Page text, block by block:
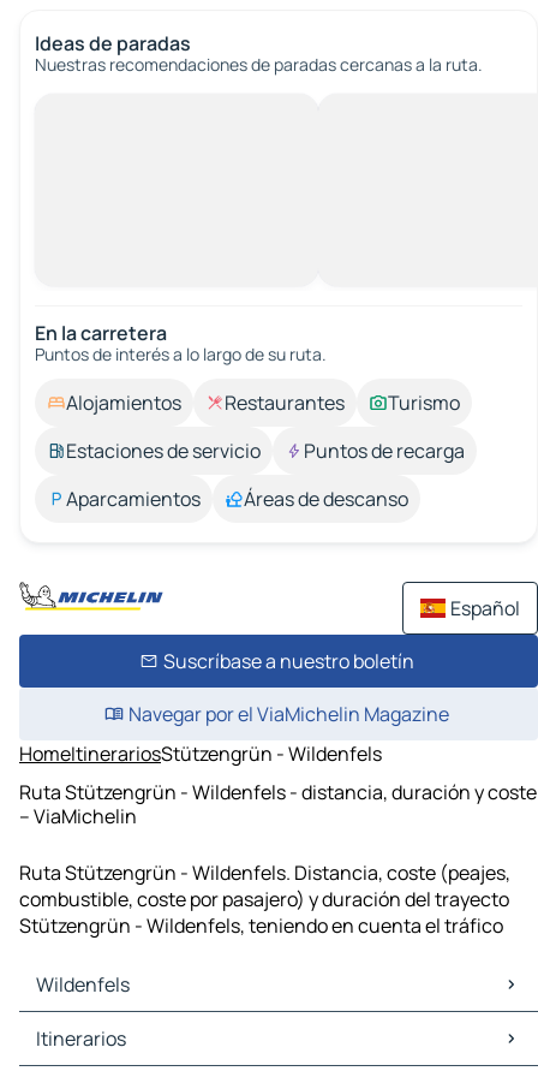
Ideas de paradas
Nuestras recomendaciones de paradas cercanas a la ruta.
En la carretera
Puntos de interés a lo largo de su ruta.
Alojamientos Restaurantes
Turismo
Estaciones de servicio
Puntos de recarga
Aparcamientos
Áreas de descanso
Español
Suscríbase a nuestro boletín
Navegar por el ViaMichelin Magazine
HomeItinerariosStützengrün - Wildenfels
Ruta Stützengrün - Wildenfels - distancia, duración y coste
– ViaMichelin
Ruta Stützengrün - Wildenfels. Distancia, coste (peajes,
combustible, coste por pasajero) y duración del trayecto
Stützengrün - Wildenfels, teniendo en cuenta el tráfico
Wildenfels
Wildenfels Mapas Planos
Wildenfels Trafico
Itinerarios